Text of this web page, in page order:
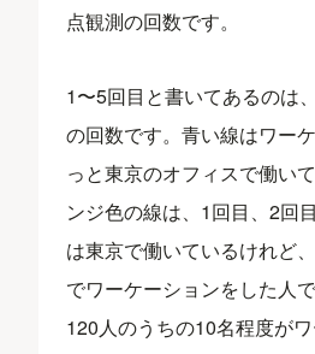
点観測の回数です。
1〜5回目と書いてあるのは
の回数です。青い線はワー
っと東京のオフィスで働い
ンジ色の線は、1回目、2回
は東京で働いているけれど
でワーケーションをした人
120人のうちの10名程度が